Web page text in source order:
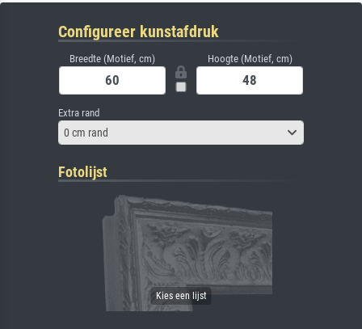
Configureer kunstafdruk
Breedte (Motief, cm) Hoogte (Motief, cm)
Extra rand
0 cm rand
Fotolijst